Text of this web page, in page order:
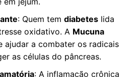
: Quem tem diabeteslida
oxidativo. A Mucuna
ajudar a combater os radicais
as células do pâncreas.
: A inflamação crônica